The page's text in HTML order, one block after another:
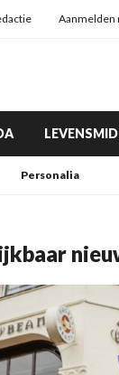
Aanmelden
Personalia